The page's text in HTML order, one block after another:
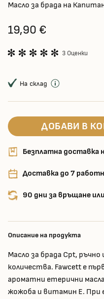
Масло за брада на
19,90 €
3 Оценки
На склад
ДОБАВИ В
Безплатна доставка
Доставка до 7
90 дни за връщане
Описание на продукта
Масло за брада Cpt,
количества. Fawcett е
ароматни етерични
жожоба и витамин Е. При